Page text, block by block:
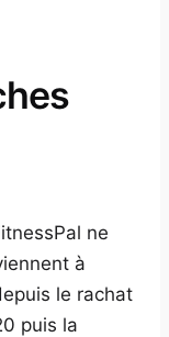
ne
à
le rachat
puis la